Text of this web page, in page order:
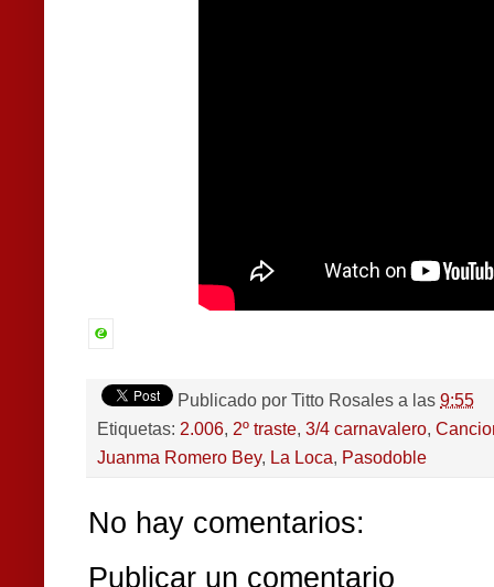
Publicado por Titto Rosales a las 9:55
Etiquetas: 2.006, 2º traste, 3/4 carnavalero,
Juanma Romero Bey, La Loca, Pasodoble
No hay comentarios:
Publicar un comentario